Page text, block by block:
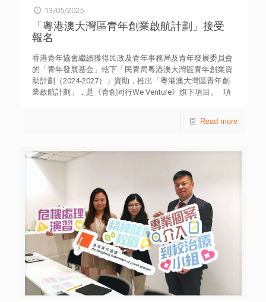
13/05/2025
「粵港澳大灣區青年創業啟航計劃」接受
報名
香港青年協會繼續獲得民政及青年事務局及青年發展委員會
的「青年發展基金」轄下「民青局粵港澳大灣區青年創業資
助計劃（2024-2027）」資助，推出「粵港澳大灣區青年創
業啟航計劃」，是《青創同行We Venture》旗下項目。 項
免息貸款及由青年發展基金提供最高48萬港元的資助）及支
基地，增加與大灣區城市的聯繫，有助青年開展業務。 歡
迎18至39歲之香港永久性居民申請，詳情可瀏覽網站
sic.hkfyg.org.hk。 傳媒報道 HK01︰青年創業｜港青愛上
非洲 與中學老師齊推廣非洲文化 進軍大灣區 HK01︰青
年創業｜將愛好運動變事業 辦姜濤Anson Lo慈善跑 開
拓大灣區 明報︰青協新一輪灣區青年創業資助計劃展開 最
高資助額連貸款60萬元 文匯報︰港先行者灣區創業：內地
市場大利圓夢 團隊獲導師指點 聚焦青年交流推廣非洲文化
香港仔報︰獲助創業先行 港青灣區圓夢 接納導師建議聚焦
青年發展 為學生提供海外交流機會
Read more